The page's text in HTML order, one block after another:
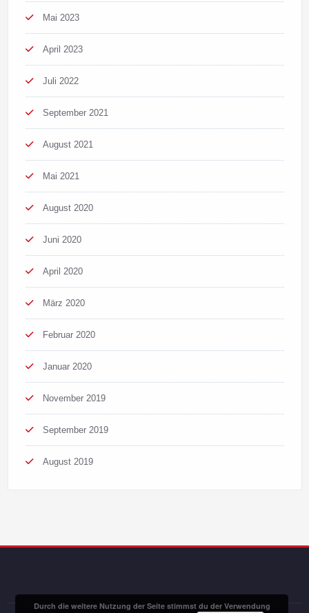
Mai 2023
April 2023
Juli 2022
September 2021
August 2021
Mai 2021
August 2020
Juni 2020
April 2020
März 2020
Februar 2020
Januar 2020
November 2019
September 2019
August 2019
Durch die weitere Nutzung der Seite stimmst du der Verwendung